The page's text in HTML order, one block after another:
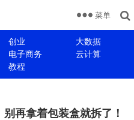
创业
大数据
电子商务
云计算
教程
菜单
再拿着包装盒就拆了！